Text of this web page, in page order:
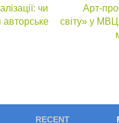
чи
авторське
Арт-
світу» у МВЦ
RECENT